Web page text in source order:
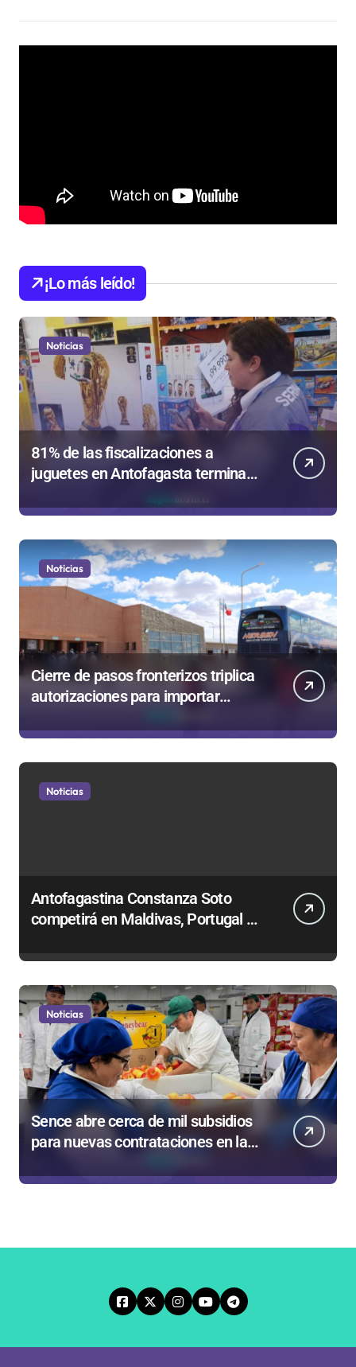
¡Lo más leído!
Noticias
81% de las fiscalizaciones a
juguetes en Antofagasta termina
en sumarios sanitarios
Noticias
Cierre de pasos fronterizos triplica
autorizaciones para importar
Noticias
Antofagastina Constanza Soto
competirá en Maldivas, Portugal y
Bodyboard
Noticias
Sence abre cerca de mil subsidios
para nuevas contrataciones en la